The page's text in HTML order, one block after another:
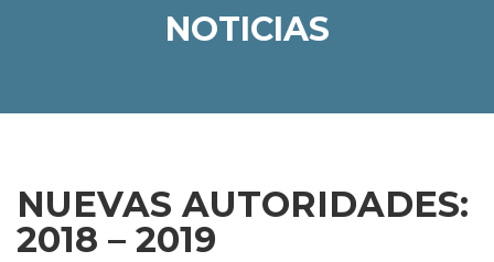
NOTICIAS
NUEVAS AUTORIDADES:
2018 – 2019